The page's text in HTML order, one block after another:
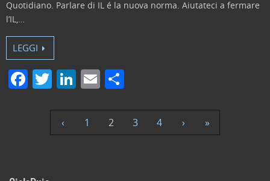
Quotidiano. Parlare di IL é la nuova norma. Aiutateci a fermare
l’IL,…
LEGGI
F
o
T
itt
er
Li
k
e
E
ai
l
n
di
‹ 1 2 3 4 › »